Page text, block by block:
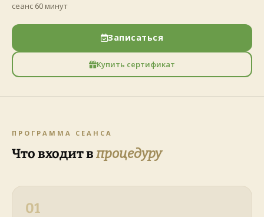
сеанс 60 минут
Записаться
Купить сертификат
ПРОГРАММА СЕАНСА
Что входит впроцедуру
01